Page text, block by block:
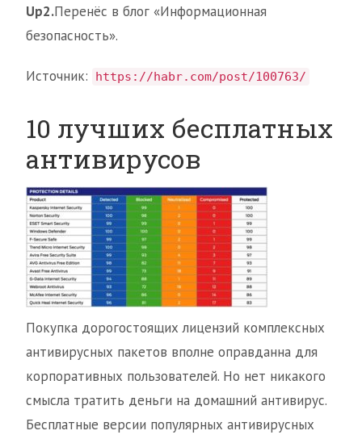
Up2.Перенёс в блог «Информационная
безопасность».
Источник: https://habr.com/post/100763/
10 лучших бесплатных
антивирусов
Покупка дорогостоящих лицензий комплексных
антивирусных пакетов вполне оправданна для
корпоративных пользователей. Но нет никакого
смысла тратить деньги на домашний антивирус.
Бесплатные версии популярных антивирусных